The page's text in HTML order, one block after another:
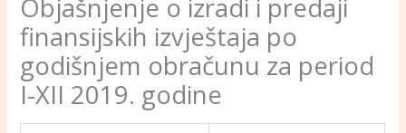
Objašnjenje o izradi i predaji
finansijskih izvještaja po
godišnjem obračunu za period
I-XII 2019. godine